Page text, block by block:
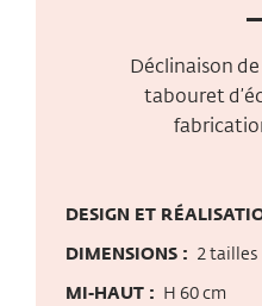
Déclinaison
tabouret
DESIGN ET
DIMENSIONS : 2 tailles
MI-HAUT : H 60 cm